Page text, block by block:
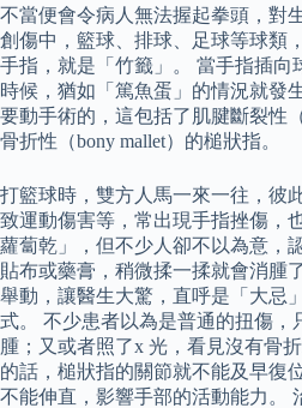
不當便會令病人無法握起拳頭，對
創傷中，籃球、排球、足球等球類
手指，就是「竹籤」。 當手指插向
時候，猶如「篤魚蛋」的情況就發
要動手術的，這包括了肌腱斷裂性
骨折性（bony mallet）的槌狀指。
打籃球時，雙方人馬一來一往，彼
致運動傷害等，常出現手指挫傷，
蘿蔔乾」，但不少人卻不以為意，
貼布或藥膏，稍微揉一揉就會消腫
舉動，讓醫生大驚，直呼是「大忌
式。 不少患者以為是普通的扭傷，
腫；又或者照了x 光，看見沒有骨
的話，槌狀指的關節就不能及早復
不能伸直，影響手部的活動能力。